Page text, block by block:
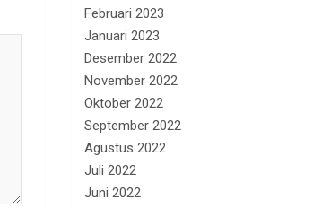
Februari 2023
Januari 2023
Desember 2022
November 2022
Oktober 2022
September 2022
Agustus 2022
Juli 2022
Juni 2022